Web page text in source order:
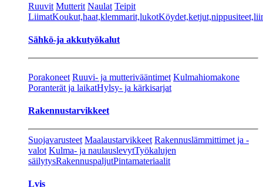
Ruuvit Mutterit Naulat Teipit
LiimatKoukut,haat,klemmarit,lukot
Sähkö-ja akkutyökalut
Porakoneet Ruuvi- ja mutterivääntimet Kulmahiomakone
Poranterät ja laikatHylsy- ja kärkisarjat
Rakennustarvikkeet
Suojavarusteet Maalaustarvikkeet Rakennuslämmittimet ja -
valot Kulma- ja naulauslevytTyökalujen
säilytysRakennuspaljutPintamateriaalit
Lvis